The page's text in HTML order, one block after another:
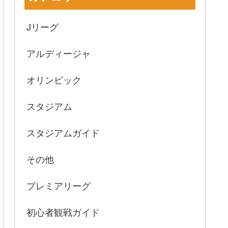
Jリーグ
アルディージャ
オリンピック
スタジアム
スタジアムガイド
その他
プレミアリーグ
初心者観戦ガイド